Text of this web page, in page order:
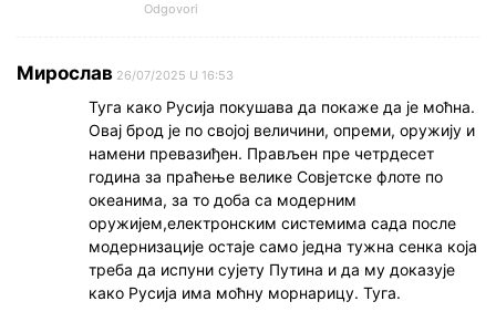
Odgovori
Мирослав 26/07/2025 U 16:53
Туга како Русија покушава да покаже да је моћна.
Овај брод је по својој величини, опреми, оружију и
намени превазиђен. Прављен пре четрдесет
година за праћење велике Совјетске флоте по
океанима, за то доба са модерним
оружијем,електронским системима сада после
модернизације остаје само једна тужна сенка која
треба да испуни сујету Путина и да му доказује
како Русија има моћну морнарицу. Туга.